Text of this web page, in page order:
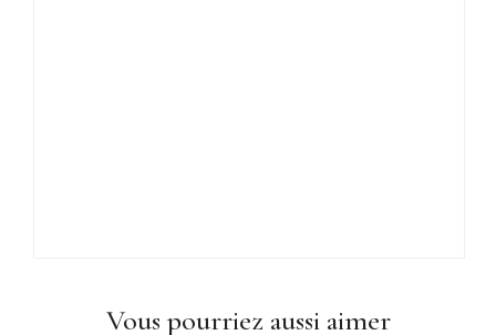
Vous pourriez aussi aimer